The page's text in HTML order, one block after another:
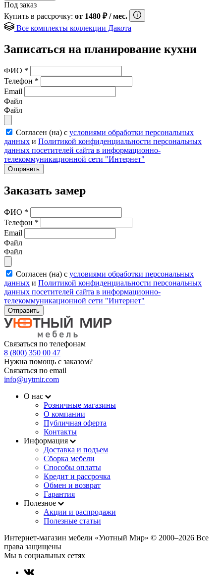
Под заказ
Купить в рассрочку: от 1480 ₽/ мес.
Все комплекты коллекции Дакота
Записаться на планирование кухни
ФИО *
Телефон *
Email
Файл
Файл
Согласен (на) с условиями обработки персональных
данных и Политикой конфиденциальности персональных
данных посетителей сайта в информационно-
телекоммуникационной сети "Интернет"
Отправить
Заказать замер
ФИО *
Телефон *
Email
Файл
Файл
Согласен (на) с условиями обработки персональных
данных и Политикой конфиденциальности персональных
данных посетителей сайта в информационно-
телекоммуникационной сети "Интернет"
Отправить
Связаться по телефонам
8 (800) 350 00 47
Нужна помощь с заказом?
Связаться по email
info@uytmir.com
О нас
Розничные магазины
О компании
Публичная оферта
Контакты
Информация
Доставка и подъем
Сборка мебели
Способы оплаты
Кредит и рассрочка
Обмен и возврат
Гарантия
Полезное
Акции и распродажи
Полезные статьи
Интернет-магазин мебели «Уютный Мир» © 2000‒2026 Все
права защищены
Мы в социальных сетях